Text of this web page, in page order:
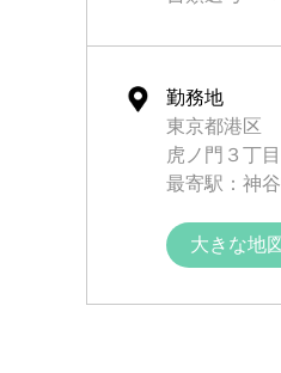
勤務地
東京都港区
虎ノ門３丁
最寄駅：神
大きな地